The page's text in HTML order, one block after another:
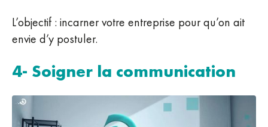
L’objectif : incarner votre entreprise pour qu’on ait
envie d’y postuler.
4- Soigner la communication